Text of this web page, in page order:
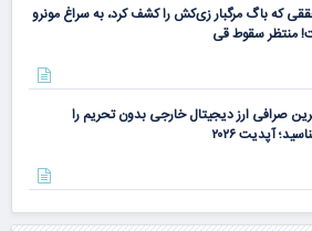
که باگ مرگبار زی‌کش را کشف کرد، به سراغ مونرو
منتظر سقوط قی
صرافی ارز دیجیتال خارجی بدون تحریم را
آپدیت ۲۰۲۶